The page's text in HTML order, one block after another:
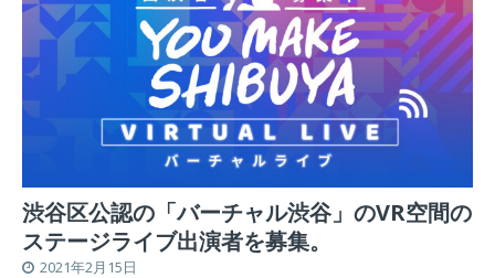
渋谷区公認の「バーチャル渋谷」のVR空間の
ステージライブ出演者を募集。
2021年2月15日